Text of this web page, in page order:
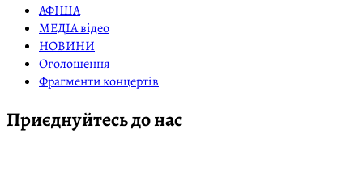
АФІША
МЕДІА відео
НОВИНИ
Оголошення
Фрагменти концертів
Приєднуйтесь до нас